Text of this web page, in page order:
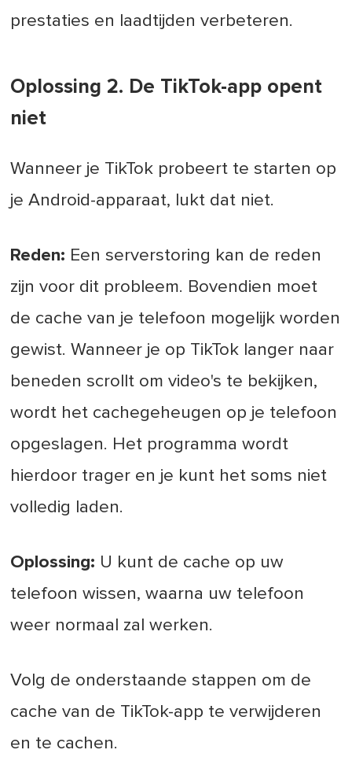
prestaties en laadtijden verbeteren.
Oplossing 2. De TikTok-app opent
niet
Wanneer je TikTok probeert te starten op
je Android-apparaat, lukt dat niet.
Reden: Een serverstoring kan de reden
zijn voor dit probleem. Bovendien moet
de cache van je telefoon mogelijk worden
gewist. Wanneer je op TikTok langer naar
beneden scrollt om video's te bekijken,
wordt het cachegeheugen op je telefoon
opgeslagen. Het programma wordt
hierdoor trager en je kunt het soms niet
volledig laden.
Oplossing: U kunt de cache op uw
telefoon wissen, waarna uw telefoon
weer normaal zal werken.
Volg de onderstaande stappen om de
cache van de TikTok-app te verwijderen
en te cachen.